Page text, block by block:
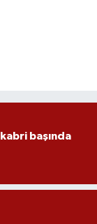
başında